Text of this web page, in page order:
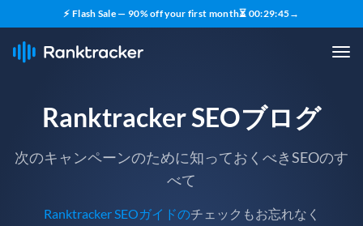
⚡ Flash Sale — 90% off your first month⏳ 00:29:43→
Ranktracker SEOブログ
次のキャンペーンのために知っておくべきSEOのす
べて
Ranktracker SEOガイドのチェックもお忘れなく